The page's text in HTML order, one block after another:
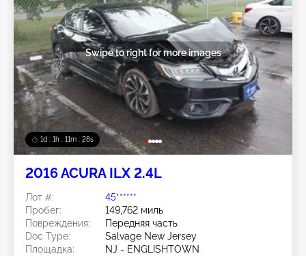
1d : 1h : 11m : 25s
Swipe to right for more images
2016 ACURA ILX 2.4L
Лот #:
45******
Пробег:
149,762 миль
Повреждения:
Передняя часть
Doc Type:
Salvage New Jersey
Площадка:
NJ - ENGLISHTOWN